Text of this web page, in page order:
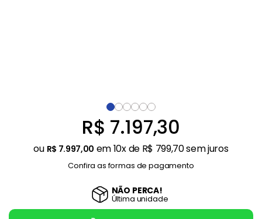
R$ 7.197,30
ou R$ 7.997,00 em10x de R$ 799,70sem juros
Confira as formas de pagamento
NÃO PERCA!
Última unidade